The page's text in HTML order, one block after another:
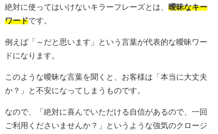
絶対に使ってはいけないキラーフレーズとは、 曖昧なキー
ワードです。
例えば「～だと思います」という言葉が代表的な曖昧ワー
ドになります。
このような曖昧な言葉を聞くと、お客様は「本当に大丈夫
か？」と不安になってしまうものです。
なので、「絶対に喜んでいただける自信があるので、一回
ご利用くださいませんか？」というような強気のクロージ